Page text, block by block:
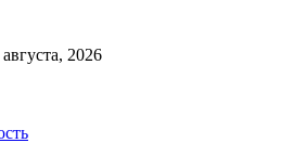
2026